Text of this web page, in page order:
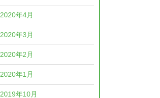
2020年4月
2020年3月
2020年2月
2020年1月
2019年10月